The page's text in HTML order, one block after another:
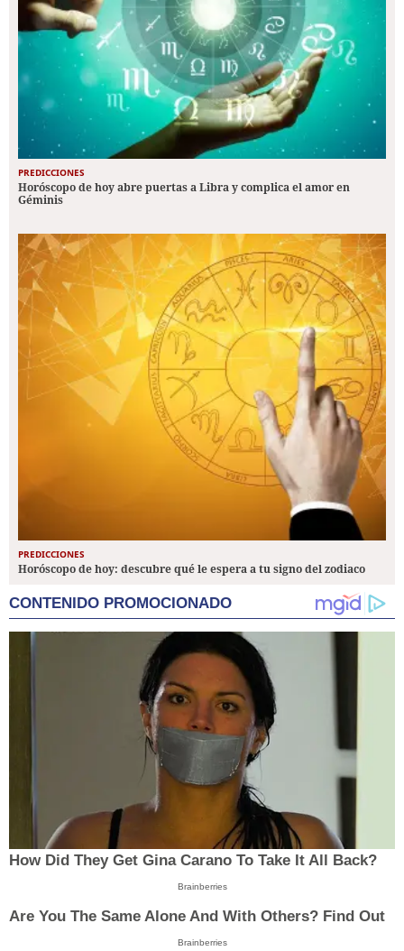
PREDICCIONES
Horóscopo de hoy abre puertas a Libra y complica el amor en
Géminis
PREDICCIONES
Horóscopo de hoy: descubre qué le espera a tu signo del zodiaco
CONTENIDO PROMOCIONADO
How Did They Get Gina Carano To Take It All Back?
Brainberries
Are You The Same Alone And With Others? Find Out
Brainberries